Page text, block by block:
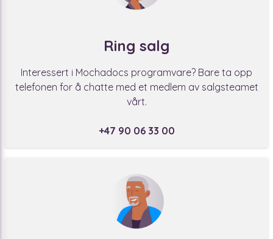
Ring salg
Interessert i Mochadocs programvare? Bare ta opp
telefonen for å chatte med et medlem av salgsteamet
vårt.
+47 90 06 33 00